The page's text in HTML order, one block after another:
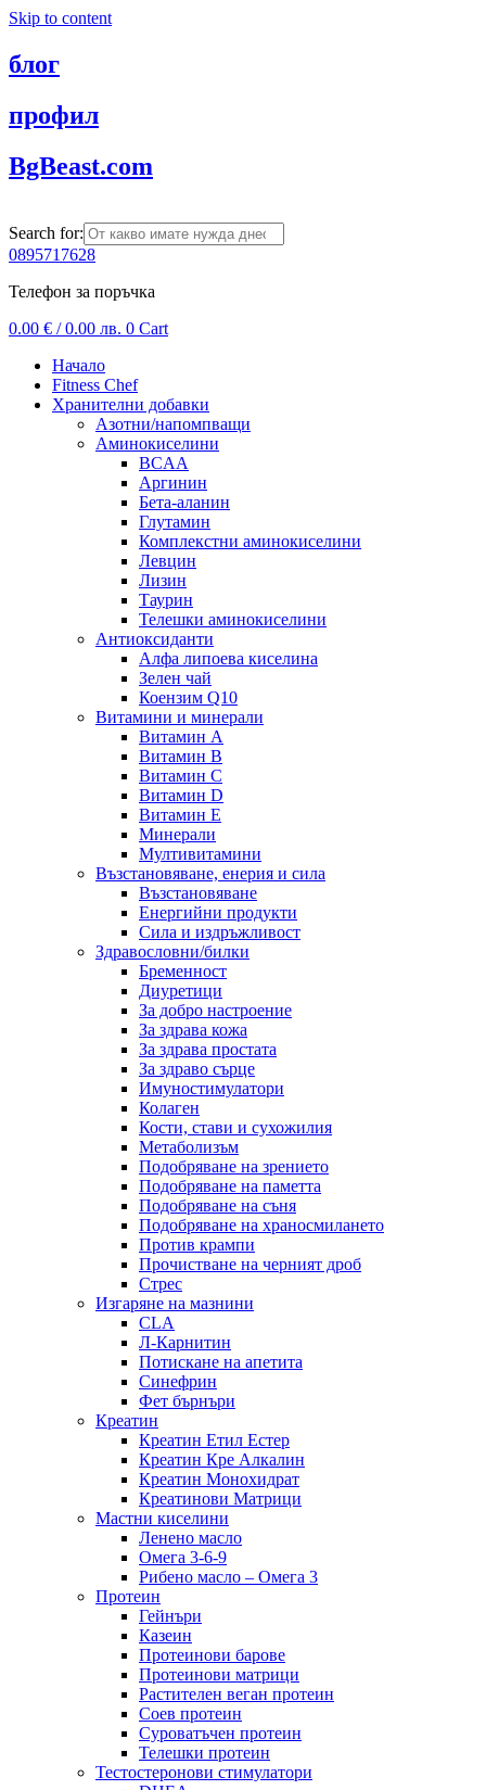
Skip to content
блог
профил
BgBeast.com
Search for:
0895717628
Телефон за поръчка
0.00 € / 0.00 лв. 0 Cart
Начало
Fitness Chef
Хранителни добавки
Азотни/напомпващи
Аминокиселини
BCAA
Аргинин
Бета-аланин
Глутамин
Комплекстни аминокиселини
Левцин
Лизин
Таурин
Телешки аминокиселини
Антиоксиданти
Алфа липоева киселина
Зелен чай
Коензим Q10
Витамини и минерали
Витамин А
Витамин B
Витамин C
Витамин D
Витамин E
Минерали
Мултивитамини
Възстановяване, енерия и сила
Възстановяване
Енергийни продукти
Сила и издръжливост
Здравословни/билки
Бременност
Диуретици
За добро настроение
За здрава кожа
За здрава простата
За здраво сърце
Имуностимулатори
Колаген
Кости, стави и сухожилия
Метаболизъм
Подобряване на зрението
Подобряване на паметта
Подобряване на съня
Подобряване на храносмилането
Против крампи
Прочистване на черният дроб
Стрес
Изгаряне на мазнини
CLA
Л-Карнитин
Потискане на апетита
Синефрин
Фет бърнъри
Креатин
Креатин Етил Естер
Креатин Кре Алкалин
Креатин Монохидрат
Креатинови Матрици
Мастни киселини
Ленено масло
Омега 3-6-9
Рибено масло – Омега 3
Протеин
Гейнъри
Казеин
Протеинови барове
Протеинови матрици
Растителен веган протеин
Соев протеин
Суроватъчен протеин
Телешки протеин
Тестостеронови стимулатори